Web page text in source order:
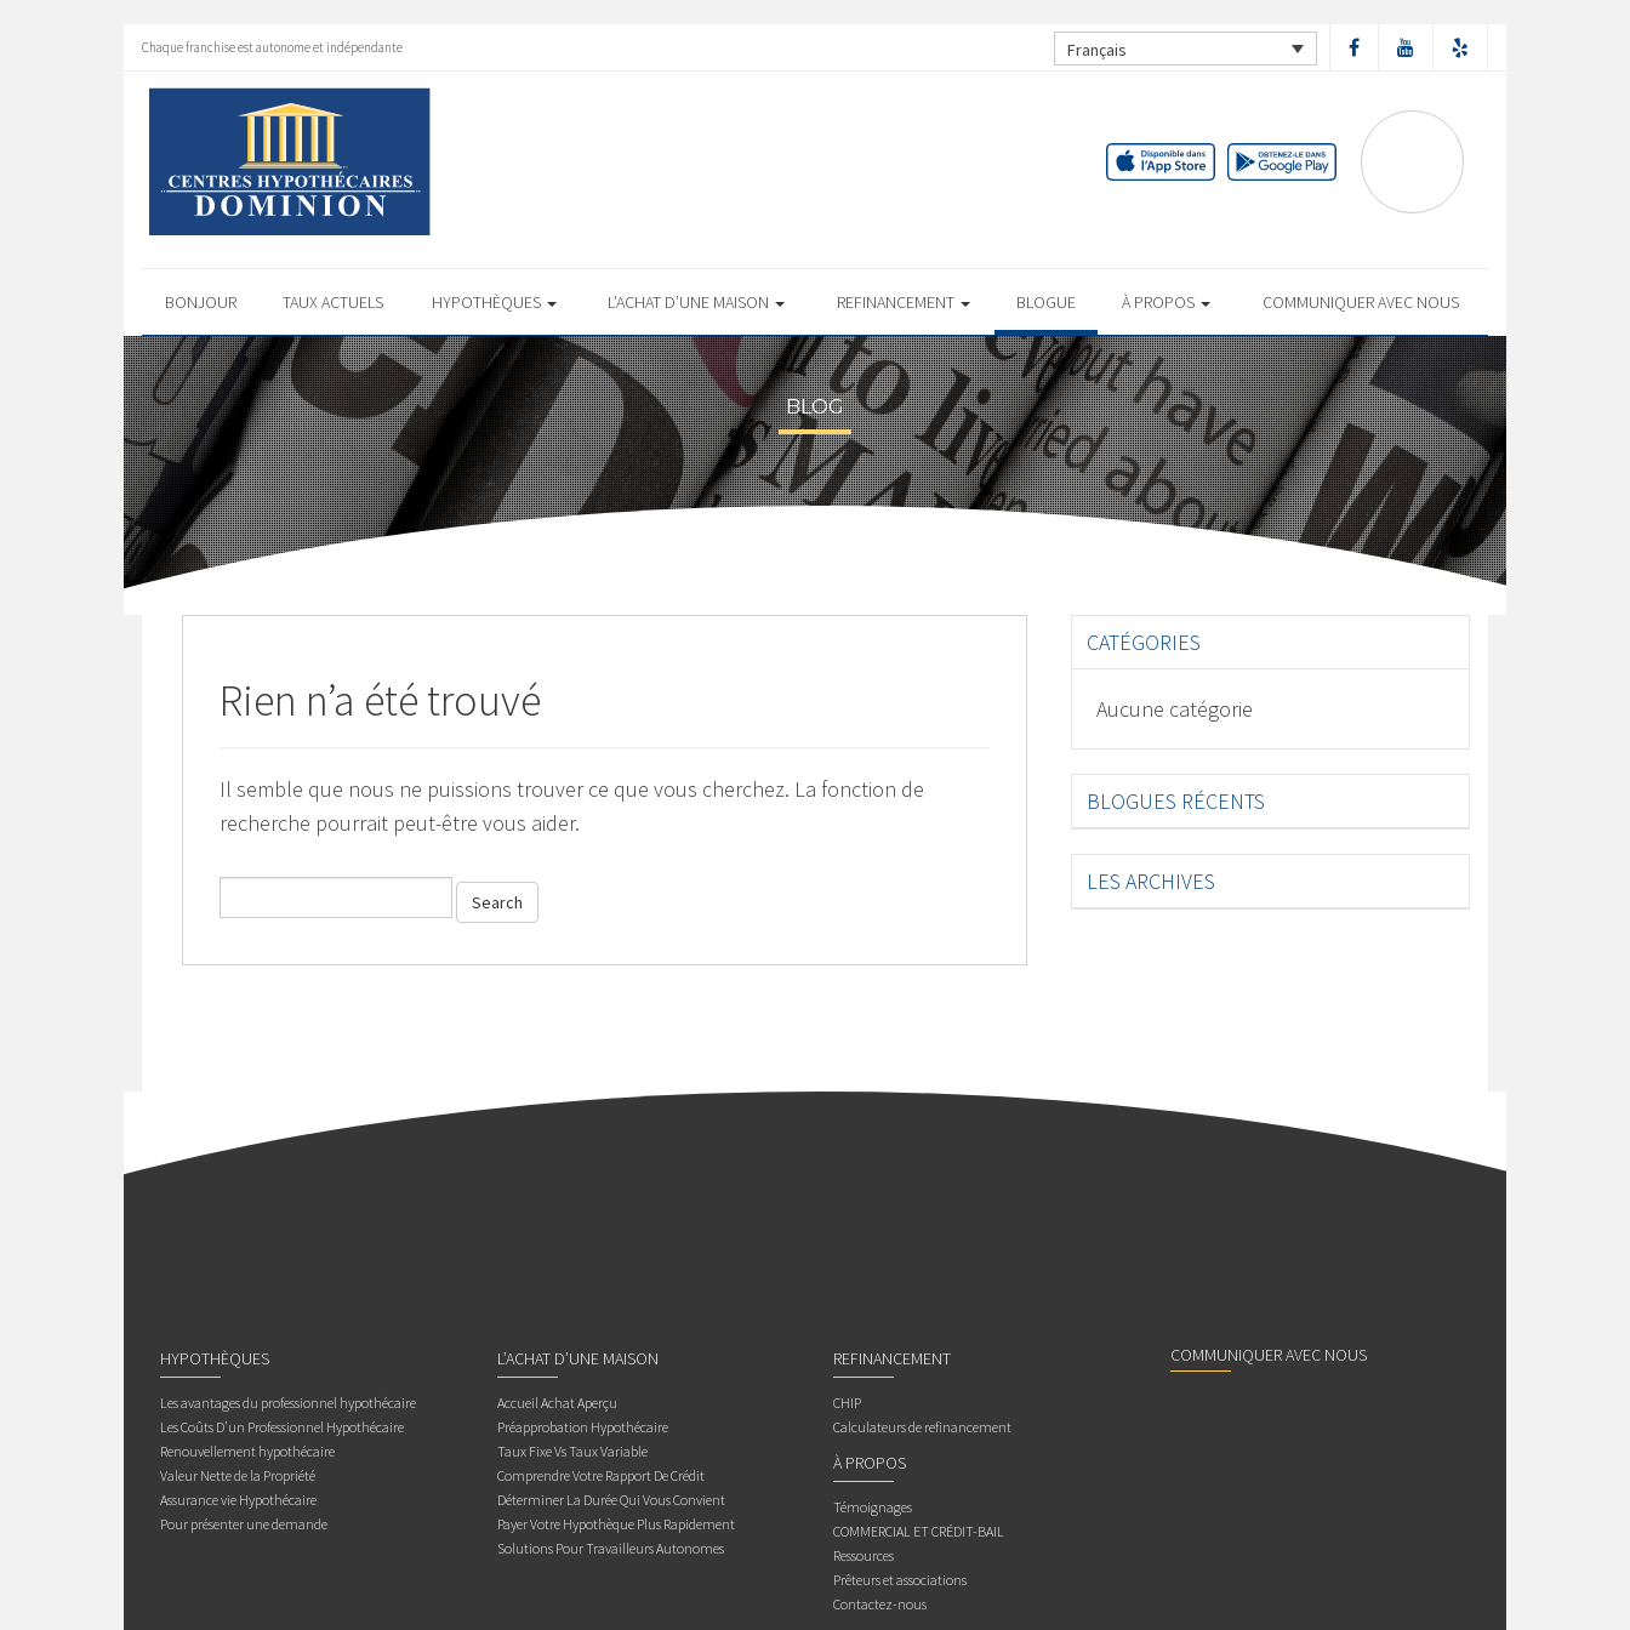
Chaque franchise est autonome et indépendante Français
BONJOUR TAUX ACTUELS HYPOTHÈQUES L’ACHAT D’UNE MAISON REFINANCEMENT BLOGUE À PROPOS COMMUNIQUER AVEC NOUS
BLOG
Rien n’a été trouvé
Il semble que nous ne puissions trouver ce que vous cherchez. La fonction de
recherche pourrait peut-être vous aider.
CATÉGORIES
Aucune catégorie
BLOGUES RÉCENTS
LES ARCHIVES
HYPOTHÈQUES
Les avantages du professionnel hypothécaire
Les Coûts D’un Professionnel Hypothécaire
Renouvellement hypothécaire
Valeur Nette de la Propriété
Assurance vie Hypothécaire
Pour présenter une demande
L’ACHAT D’UNE MAISON
Accueil Achat Aperçu
Préapprobation Hypothécaire
Taux Fixe Vs Taux Variable
Comprendre Votre Rapport De Crédit
Déterminer La Durée Qui Vous Convient
Payer Votre Hypothèque Plus Rapidement
Solutions Pour Travailleurs Autonomes
REFINANCEMENT
CHIP
Calculateurs de refinancement
À PROPOS
Témoignages
COMMERCIAL ET CRÉDIT-BAIL
Ressources
Prêteurs et associations
Contactez-nous
COMMUNIQUER AVEC NOUS